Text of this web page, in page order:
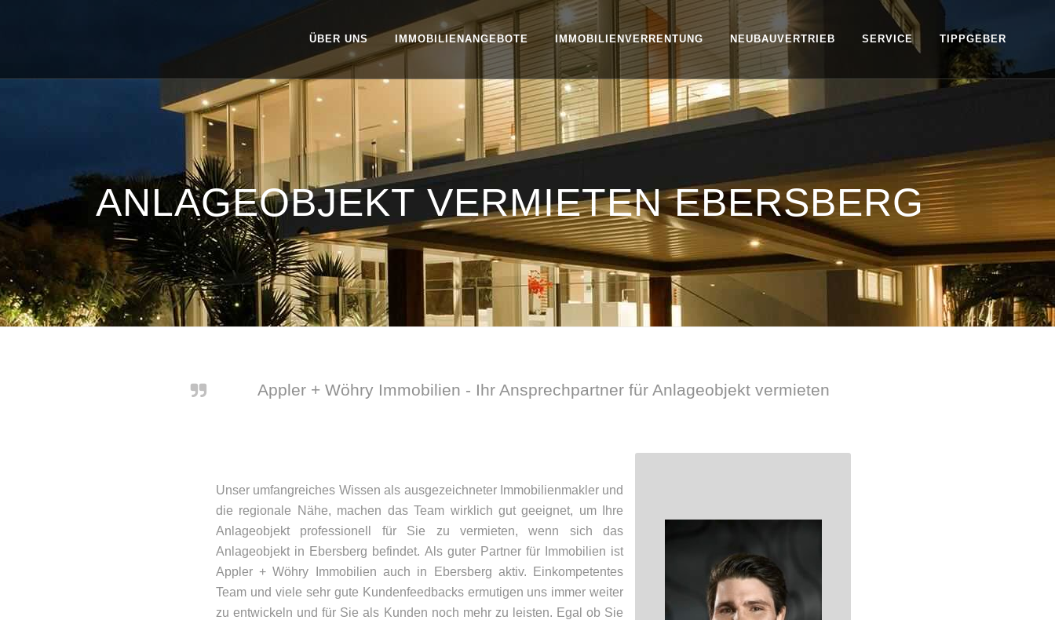
ÜBER UNS IMMOBILIENANGEBOTE IMMOBILIENVERRENTUNG NEUBAUVERTRIEB SERVICE TIPPGEBER
ANLAGEOBJEKT VERMIETEN EBERSBERG
Appler + Wöhry Immobilien - Ihr Ansprechpartner für Anlageobjekt vermieten
Unser umfangreiches Wissen als ausgezeichneter Immobilienmakler und
die regionale Nähe, machen das Team wirklich gut geeignet, um Ihre
Anlageobjekt professionell für Sie zu vermieten, wenn sich das
Anlageobjekt in Ebersberg befindet. Als guter Partner für Immobilien ist
Appler + Wöhry Immobilien auch in Ebersberg aktiv. Einkompetentes
Team und viele sehr gute Kundenfeedbacks ermutigen uns immer weiter
zu entwickeln und für Sie als Kunden noch mehr zu leisten. Egal ob Sie